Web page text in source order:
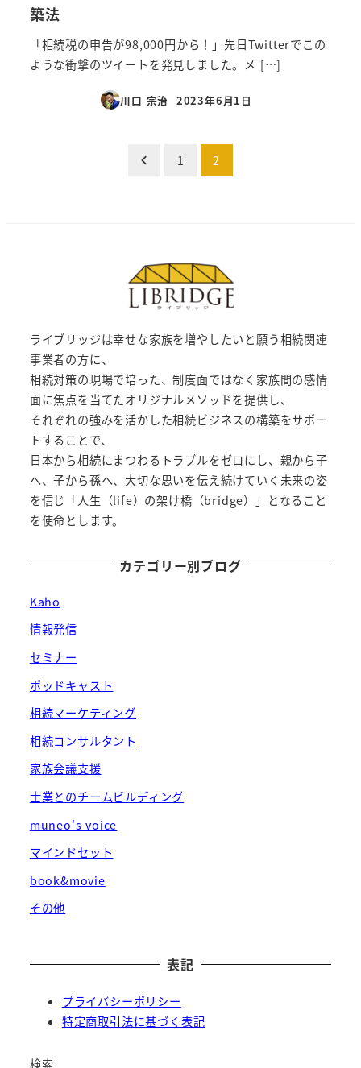
築法
「相続税の申告が98,000円から！」先日Twitterでこの
ような衝撃のツイートを発見しました。メ […]
川口 宗治
投稿日
2023年6月1日
送
り
1 2
ライブリッジは幸せな家族を増やしたいと願う相続関連
事業者の方に、
相続対策の現場で培った、制度面ではなく家族間の感情
面に焦点を当てたオリジナルメソッドを提供し、
それぞれの強みを活かした相続ビジネスの構築をサポー
トすることで、
日本から相続にまつわるトラブルをゼロにし、親から子
へ、子から孫へ、大切な思いを伝え続けていく未来の姿
を信じ「人生（life）の架け橋（bridge）」となること
を使命とします。
カテゴリー別ブログ
Kaho
情報発信
セミナー
ポッドキャスト
相続マーケティング
相続コンサルタント
家族会議支援
士業とのチームビルディング
muneo's voice
マインドセット
book&movie
その他
表記
プライバシーポリシー
特定商取引法に基づく表記
検索